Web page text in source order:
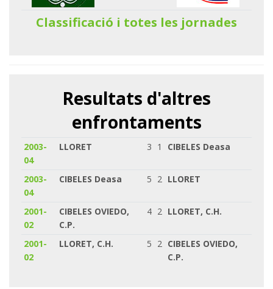
Classificació i totes les jornades
Resultats d'altres
enfrontaments
2003-
04
LLORET 3 1 CIBELES Deasa
2003-
04
CIBELES Deasa 5 2 LLORET
2001-
02
CIBELES OVIEDO,
C.P.
4 2 LLORET, C.H.
2001-
02
LLORET, C.H. 5 2 CIBELES OVIEDO,
C.P.